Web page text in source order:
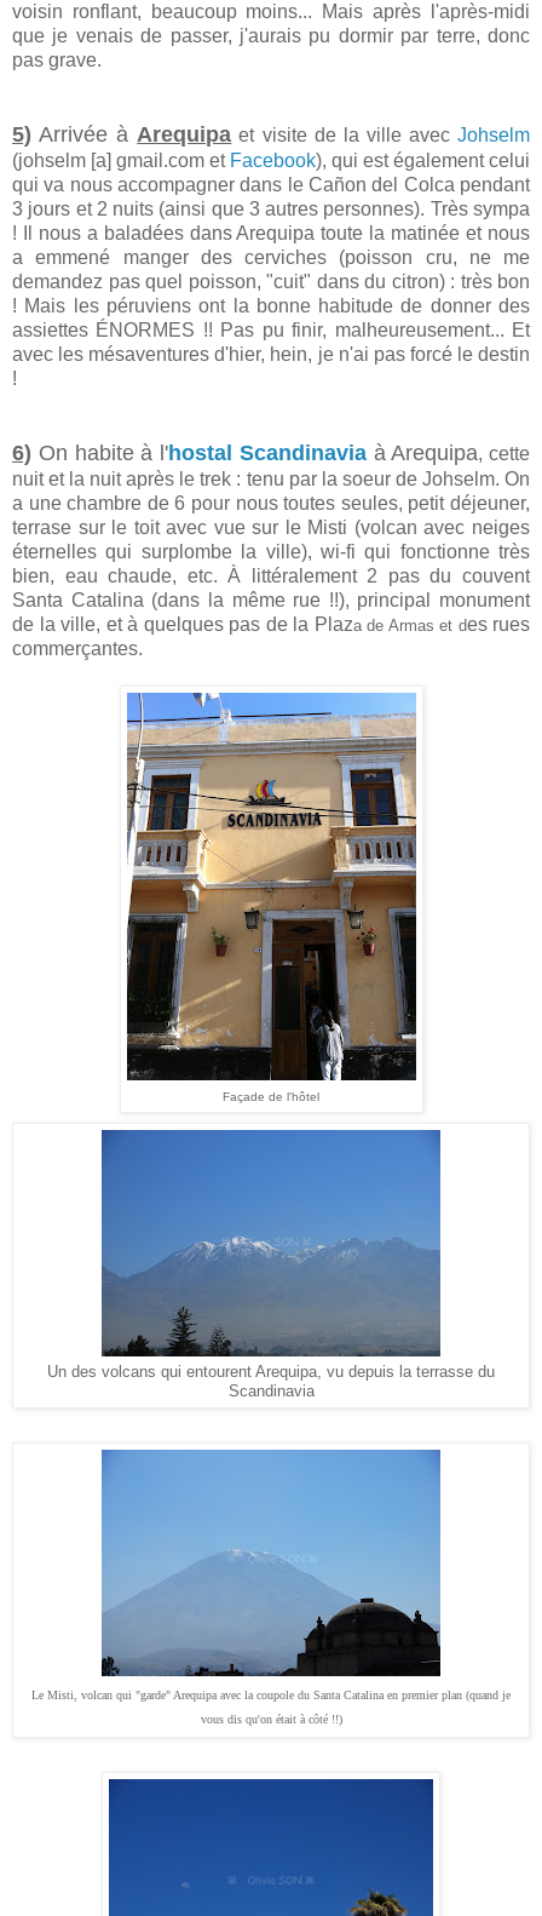
voisin ronflant, beaucoup moins... Mais après l'après-midi
que je venais de passer, j'aurais pu dormir par terre, donc
pas grave.
5) Arrivée àArequipa et visite de la ville avecJohselm
(johselm [a] gmail.com et Facebook), qui est également celui
qui va nous accompagner dans le Cañon del Colca pendant
3 jours et 2 nuits (ainsi que 3 autres personnes). Très sympa
! Il nous a baladées dans Arequipa toute la matinée et nous
a emmené manger des cerviches (poisson cru, ne me
demandez pas quel poisson, "cuit" dans du citron) : très bon
! Mais les péruviens ont la bonne habitude de donner des
assiettes ÉNORMES !! Pas pu finir, malheureusement... Et
avec les mésaventures d'hier, hein, je n'ai pas forcé le destin
!
6) On habite à l'hostal Scandinaviaà Arequipa, cette
nuit et la nuit après le trek : tenu par la soeur de Johselm. On
a une chambre de 6 pour nous toutes seules, petit déjeuner,
terrase sur le toit avec vue sur le Misti (volcan avec neiges
éternelles qui surplombe la ville), wi-fi qui fonctionne très
bien, eau chaude, etc. À littéralement 2 pas du couvent
Santa Catalina (dans la même rue !!), principal monument
de la ville, et à quelques pas de la Plaza de Armas et des rues
commerçantes.
Façade de l'hôtel
Un des volcans qui entourent Arequipa, vu depuis la terrasse du
Scandinavia
Le Misti, volcan qui "garde" Arequipa avec la coupole du Santa Catalina en premier plan (quand je
vous dis qu'on était à côté !!)